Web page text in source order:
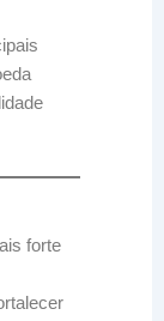
forte